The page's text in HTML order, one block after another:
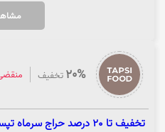
20% تخفیف
تخفیف تا 20 درصد حراج سرماه تپسی فود